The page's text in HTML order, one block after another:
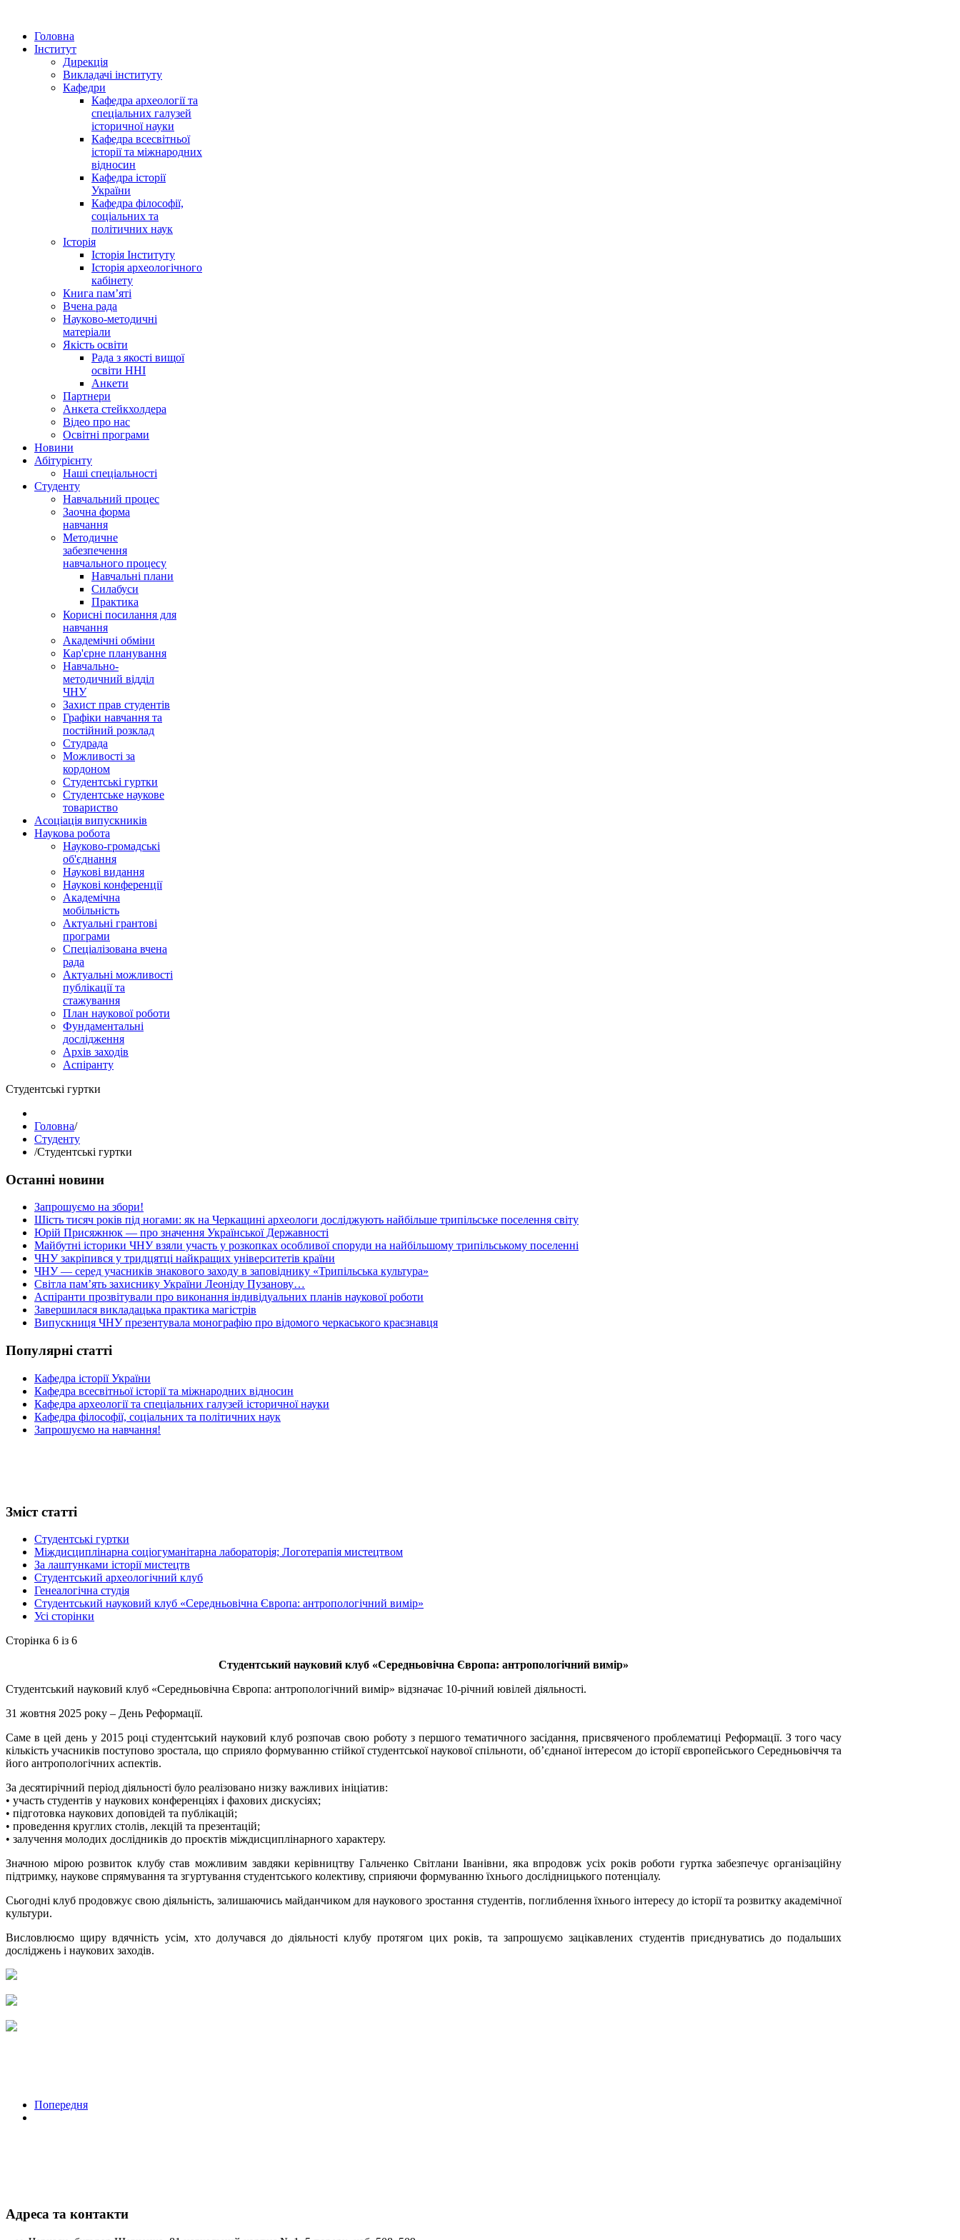
Головна
Інститут
Дирекція
Викладачі інституту
Кафедри
Кафедра археології та
спеціальних галузей
історичної науки
Кафедра всесвітньої
історії та міжнародних
відносин
Кафедра історії
України
Кафедра філософії,
соціальних та
політичних наук
Історія
Історія Інституту
Історія археологічного
кабінету
Книга памʼяті
Вчена рада
Науково-методичні
матеріали
Якість освіти
Рада з якості вищої
освіти ННІ
Анкети
Партнери
Анкета стейкхолдера
Відео про нас
Освітні програми
Hовини
Абітурієнту
Наші спеціальності
Студенту
Навчальний процес
Заочна форма
навчання
Методичне
забезпечення
навчального процесу
Навчальні плани
Силабуси
Практика
Корисні посилання для
навчання
Академічні обміни
Кар'єрне планування
Навчально-
методичний відділ
ЧНУ
Захист прав студентів
Графіки навчання та
постійний розклад
Студрада
Можливості за
кордоном
Студентські гуртки
Студентське наукове
товариство
Асоціація випускників
Наукова робота
Науково-громадські
об'єднання
Наукові видання
Наукові конференції
Академічна
мобільність
Актуальні грантові
програми
Спеціалізована вчена
рада
Актуальні можливості
публікації та
стажування
План наукової роботи
Фундаментальні
дослідження
Архів заходів
Аспіранту
Студентські гуртки
Головна/
Студенту
/Студентські гуртки
Останні новини
Запрошуємо на збори!
Шість тисяч років під ногами: як на Черкащині археологи досліджують найбільше трипільське поселення світу
Юрій Присяжнюк — про значення Української Державності
Майбутні історики ЧНУ взяли участь у розкопках особливої споруди на найбільшому трипільському поселенні
ЧНУ закріпився у тридцятці найкращих університетів країни
ЧНУ — серед учасників знакового заходу в заповіднику «Трипільська культура»
Світла пам’ять захиснику України Леоніду Пузанову…
Аспіранти прозвітували про виконання індивідуальних планів наукової роботи
Завершилася викладацька практика магістрів
Випускниця ЧНУ презентувала монографію про відомого черкаського краєзнавця
Популярні статті
Кафедра історії України
Кафедра всесвітньої історії та міжнародних відносин
Кафедра археології та спеціальних галузей історичної науки
Кафедра філософії, соціальних та політичних наук
Запрошуємо на навчання!
Зміст статті
Студентські гуртки
Міждисциплінарна соціогуманітарна лабораторія; Логотерапія мистецтвом
За лаштунками історії мистецтв
Студентський археологічний клуб
Генеалогічна студія
Студентський науковий клуб «Середньовічна Європа: антропологічний вимір»
Усі сторінки
Сторінка 6 із 6
Студентський науковий клуб «Середньовічна Європа: антропологічний вимір»
Студентський науковий клуб «Середньовічна Європа: антропологічний вимір» відзначає 10-річний ювілей діяльності.
31 жовтня 2025 року – День Реформації.
Саме в цей день у 2015 році студентський науковий клуб розпочав свою роботу з першого тематичного засідання, присвяченого проблематиці Реформації. З того часу
кількість учасників поступово зростала, що сприяло формуванню стійкої студентської наукової спільноти, об’єднаної інтересом до історії європейського Середньовіччя та
його антропологічних аспектів.
За десятирічний період діяльності було реалізовано низку важливих ініціатив:
• участь студентів у наукових конференціях і фахових дискусіях;
• підготовка наукових доповідей та публікацій;
• проведення круглих столів, лекцій та презентацій;
• залучення молодих дослідників до проєктів міждисциплінарного характеру.
Значною мірою розвиток клубу став можливим завдяки керівництву Гальченко Світлани Іванівни, яка впродовж усіх років роботи гуртка забезпечує організаційну
підтримку, наукове спрямування та згуртування студентського колективу, сприяючи формуванню їхнього дослідницького потенціалу.
Сьогодні клуб продовжує свою діяльність, залишаючись майданчиком для наукового зростання студентів, поглиблення їхнього інтересу до історії та розвитку академічної
культури.
Висловлюємо щиру вдячність усім, хто долучався до діяльності клубу протягом цих років, та запрошуємо зацікавлених студентів приєднуватись до подальших
досліджень і наукових заходів.
Попередня
Адреса та контакти